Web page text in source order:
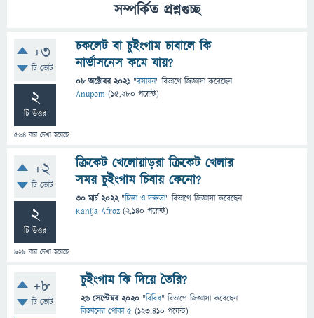
সম্পর্কিত প্রশ্নগুচ্ছ
+3
টি ভোট
2
টি উত্তর
564 বার দেখা হয়েছে
চকলেট বা চুইংগাম চাবালে কি
নার্ভাসনেস কমে যায়?
08 অক্টোবর 2021 "রসায়ন" বিভাগে জিজ্ঞাসাকরেছেন
Anupom (15,280 পয়েন্ট)
+2
টি ভোট
2
টি উত্তর
929 বার দেখা হয়েছে
ক্রিকেট খেলোয়াড়রা ক্রিকেট খেলার
সময় চুইংগাম চিবায় কেনো?
30 মার্চ 2022 "চিন্তা ও দক্ষতা" বিভাগে জিজ্ঞাসাকরেছেন
Kanija Afroz (2,140 পয়েন্ট)
+8
টি ভোট
চুইংগাম কি দিয়ে তৈরি?
26 সেপ্টেম্বর 2020 "বিবিধ" বিভাগে জিজ্ঞাসাকরেছেন
বিজ্ঞানের পোকা ৫ (123,410 পয়েন্ট)